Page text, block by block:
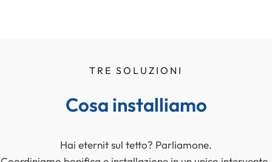
TRE SOLUZIONI
Cosa installiamo
Hai eternit sul tetto? Parliamone.